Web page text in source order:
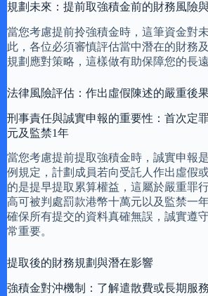
規劃未來：提前取強積金前的財務風險
當您考慮提前拎強積金時，這筆資金對
此，各位必須審慎評估當中潛在的財務
規劃應對策略，這樣做有助保障您的長遠
法律風險評估：作出虛假陳述的嚴重後
刑事責任與誠實申報的重要性：首次定
元及監禁1年
當您考慮提前提取強積金時，誠實申報
例規定，計劃成員若向受託人作出虛假
的是提早提取累算權益，這屬於嚴重罪
高可被判處罰款港幣十萬元以及監禁一
確保所有提交的資料真確無誤，誠實遵
常重要。
提取後的財務規劃與潛在影響
強積金對沖機制：了解遣散費或長期服